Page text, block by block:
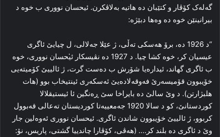
گه‌له‌ک کۆڤار و کتێبان ده‌ هاتیه‌ به‌لاڤکرن. ئیحسان نووری ب خوه‌ د
بیرانینێن خوه‌ ده‌ وه‌ها دبێژه‌:
“د 1926 ده‌، برۆ هه‌سکی ته‌ڵی، ژ عێلا جه‌لالی، ل چیایێ ئاگری
عیسیان کر، خوه‌ کشا چیا. د 1927 ده‌ نڤیسکار ئ̇یحسان نووری، خوه‌
ب ئاگری گهاند، ئیداره‌یا شۆرش ب ده‌ست گرت، ژ ئالییێ کۆمیته‌یی
خۆیبوون قۆمیسه‌رێ فه‌وقه‌لاده‌یێ ئه‌سکه‌ری ئینتیخاب بوو (هات
هلبژارتن). د وێ سالێ ده‌ بایراخا سێ ڕه‌نگین ئا ئیستیقلالا
کوردستانێ، کو د سالا 1920 جه‌معییه‌تا کوردیستان ته‌عالی قه‌بوول
کربوو، ژ ئالییێ خۆیبوون شاندن ئاگری. ئیحسان نووری ئه‌وه‌لین جار
وێ د ئاگری ده‌ بلند کر…. (هه‌ڤی، کۆڤارا چاندییا گشتی، پاریس، نۆ: